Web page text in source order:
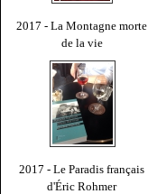
2017 - La Montagne morte
de la vie
2017 - Le Paradis français
d'Éric Rohmer